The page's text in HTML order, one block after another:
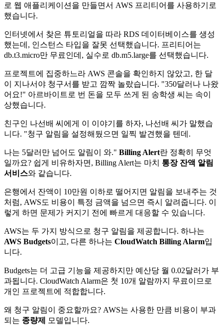
로 웹 애플리케이션을 만들면서 AWS 프리티어를 사용하기로
했습니다.
인터넷에서 찾은 튜토리얼을 따라 RDS 데이터베이스를 생성
했는데, 인스턴스 타입을 잘못 선택했습니다. 프리티어는
db.t3.micro만 무료인데, 실수로 db.m5.large를 선택했습니다.
프로젝트에 집중하느라 AWS 콘솔을 확인하지 않았고, 한 달
이 지나서야 청구서를 받고 깜짝 놀랐습니다. "350달러나 나왔
어요!" 아르바이트로 번 돈을 모두 쓰게 된 송학생 씨는 속이
상했습니다.
친구인 나선배 씨에게 이 이야기를 하자, 나선배 씨가 말했습
니다. "청구 알림을 설정해뒀으면 일찍 발견했을 텐데.
나는 5달러만 넘어도 알림이 와." Billing Alert란 정확히 무엇
일까요? 쉽게 비유하자면, Billing Alert는 마치 통장 잔액 알림
서비스와 같습니다.
은행에서 잔액이 10만원 이하로 떨어지면 알림을 보내주는 것
처럼, AWS도 비용이 특정 금액을 넘으면 즉시 알려줍니다. 이
렇게 하면 문제가 커지기 전에 빠르게 대응할 수 있습니다.
AWS는 두 가지 방식으로 청구 알림을 제공합니다. 하나는
AWS Budgets이고, 다른 하나는 CloudWatch Billing Alarm입
니다.
Budgets는 더 고급 기능을 제공하지만 예산당 월 0.02달러가 부
과됩니다. CloudWatch Alarm은 첫 10개 알람까지 무료이므로
개인 프로젝트에 적합합니다.
왜 청구 알림이 중요할까요? AWS는 사용한 만큼 비용이 부과
되는 종량제 모델입니다.